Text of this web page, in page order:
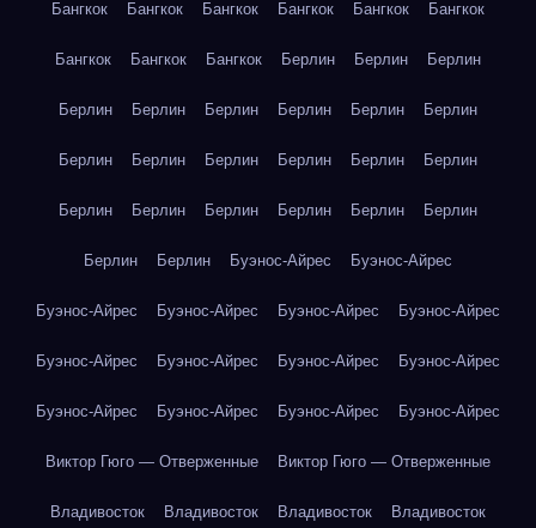
Бангкок Бангкок Бангкок Бангкок Бангкок Бангкок
Бангкок Бангкок Бангкок Берлин Берлин Берлин
Берлин Берлин Берлин Берлин Берлин Берлин
Берлин Берлин Берлин Берлин Берлин Берлин
Берлин Берлин Берлин Берлин Берлин Берлин
Берлин Берлин Буэнос-Айрес Буэнос-Айрес
Буэнос-Айрес Буэнос-Айрес Буэнос-Айрес Буэнос-Айрес
Буэнос-Айрес Буэнос-Айрес Буэнос-Айрес Буэнос-Айрес
Буэнос-Айрес Буэнос-Айрес Буэнос-Айрес Буэнос-Айрес
Виктор Гюго — Отверженные Виктор Гюго — Отверженные
Владивосток Владивосток Владивосток Владивосток